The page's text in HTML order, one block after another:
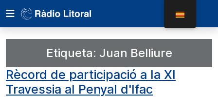
Etiqueta: Juan Belliure
Rècord de participació a la XI
Travessia al Penyal d'Ifac